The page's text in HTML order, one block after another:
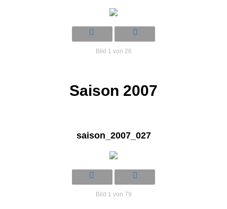
Bild 1 von 26
Saison 2007
saison_2007_027
Bild 1 von 79